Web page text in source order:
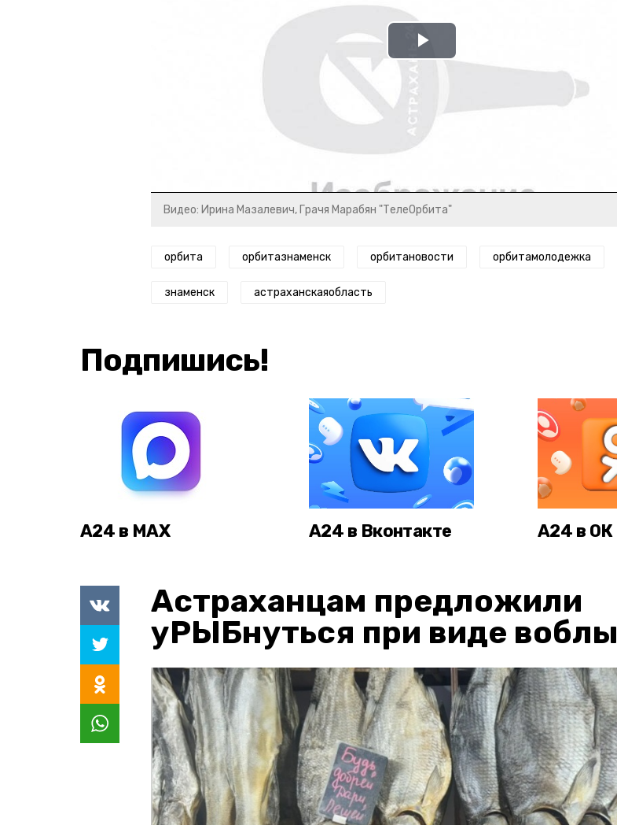
Play
Видео: Ирина Мазалевич, Грачя Марабян "ТелеОрбита"
орбита орбитазнаменск орбитановости орбитамолодежка
знаменск астраханскаяобласть
Подпишись!
А24 в MAX А24 в Вконтакте А24 в ОК
Астраханцам предложили
уРЫБнуться при виде воблы